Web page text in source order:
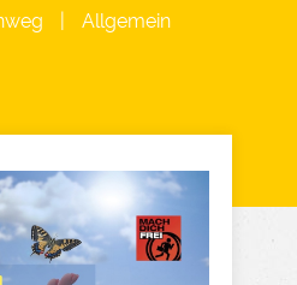
Allgemein